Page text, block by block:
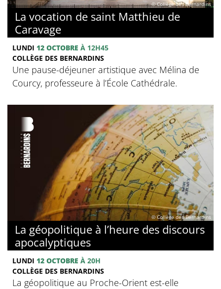
© Collège des Bernardins
La vocation de saint Matthieu de
Caravage
LUNDI 12 OCTOBRE À 12H45
COLLÈGE DES BERNARDINS
Une pause-déjeuner artistique avec Mélina de
Courcy, professeure à l’École Cathédrale.
© Collège des Bernardins
La géopolitique à l’heure des discours
apocalyptiques
LUNDI 12 OCTOBRE À 20H
COLLÈGE DES BERNARDINS
La géopolitique au Proche-Orient est-elle